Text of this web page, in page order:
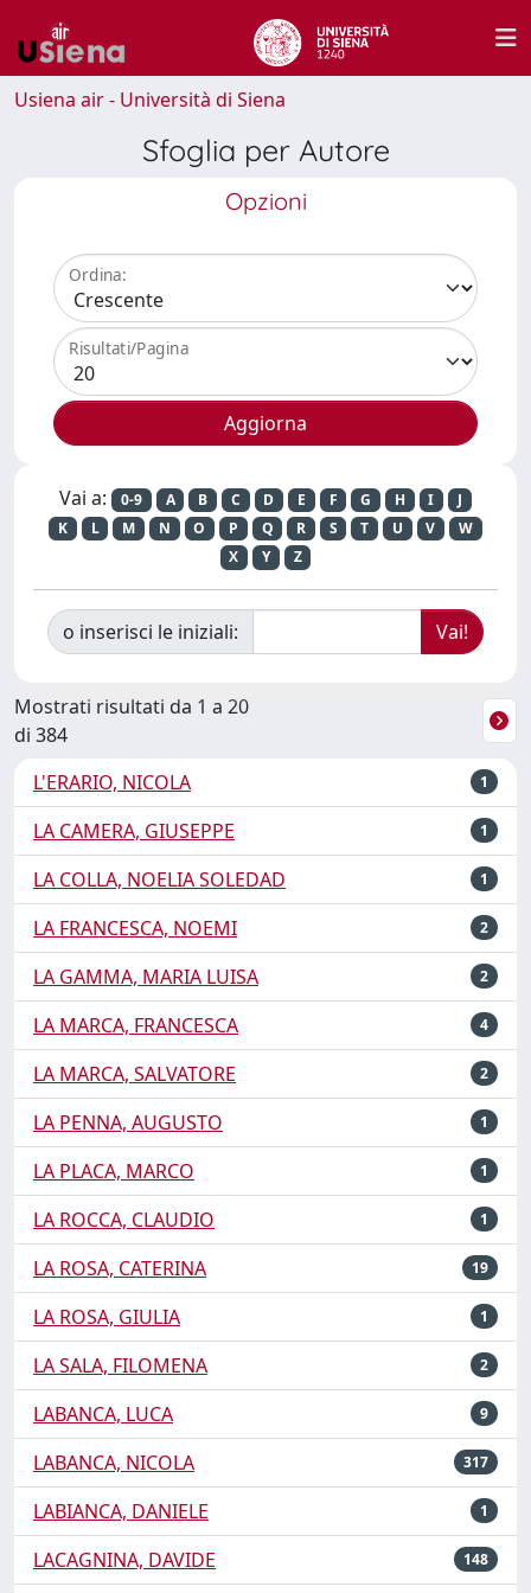
Usiena air - Università di Siena
Sfoglia per Autore
Opzioni
Ordina:
Risultati/Pagina
Vai a: 0-9 A B C D E F G H I
J
K
L M N O P Q R S T U V
W
X
Y Z
o inserisci le iniziali:
Mostrati risultati da 1 a 20
di 384
L'ERARIO, NICOLA
1
LA CAMERA, GIUSEPPE 1
LA COLLA, NOELIA SOLEDAD 1
LA FRANCESCA, NOEMI 2
LA GAMMA, MARIA LUISA 2
LA MARCA, FRANCESCA 4
LA MARCA, SALVATORE 2
LA PENNA, AUGUSTO 1
LA PLACA, MARCO 1
LA ROCCA, CLAUDIO 1
LA ROSA, CATERINA 19
LA ROSA, GIULIA 1
LA SALA, FILOMENA 2
LABANCA, LUCA 9
LABANCA, NICOLA 317
LABIANCA, DANIELE 1
LACAGNINA, DAVIDE 148